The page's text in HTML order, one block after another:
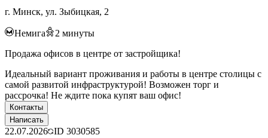
г. Минск, ул. Зыбицкая, 2
Немига 2 минуты
Продажа офисов в центре от застройщика!
Идеальный вариант проживания и работы в центре столицы с
самой развитой инфраструктурой! Возможен торг и
рассрочка! Не ждите пока купят ваш офис!
Контакты
Написать
22.07.2026 ID 3030585